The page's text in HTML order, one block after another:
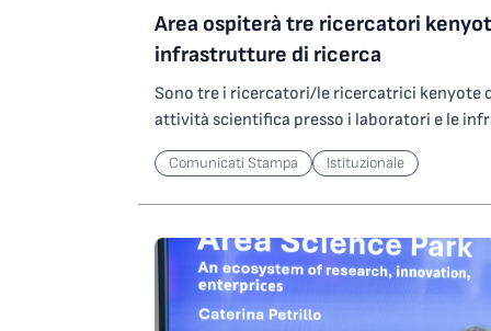
Area ospiterà tre ricercatori
infrastrutture di ricerca
Sono tre i ricercatori/le ricercatrici kenyote
attività scientifica presso i laboratori e le
Science Park grazie a un contributo del
Ricerca che l’Ente ha ottenuto partecipando
nell’ambito degli investimenti del PNRR. In
potranno svolgere attività di ricerca presso
altamente specializzata per lo studio di
operando su ORFEO, centro per il calcolo
Comunicati Stampa Istituzionale